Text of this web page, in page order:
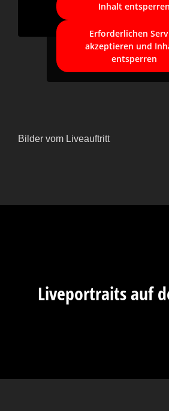
Inhalt entsperren
Erforderlichen
akzeptieren und
entsperren
Bilder vom Liveauftritt
Liveportraits auf